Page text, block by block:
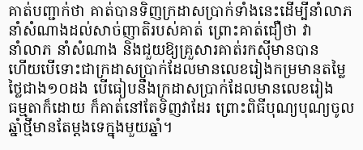
គាត់បញ្ជាក់ថា គាត់បានទិញក្រដាសប្រាក់ទាំងនេះដើម្បីនាំលាភ
នាំសំណាងដល់សាច់ញាតិរបស់គាត់ ព្រោះគាត់ជឿថា វា
នាំលាភ នាំសំណាង និងជួយឱ្យគ្រួសារគាត់រកស៊ីមានបាន
ហើយបើទោះជាក្រដាសប្រាក់ដែលមានលេខរៀងកម្រមានតម្លៃ
ថ្លៃជាង១០ដង បើធៀបនឹងក្រដាសប្រាក់ដែលមានលេខរៀង
ធម្មតាក៏ដោយ ក៏គាត់នៅតែទិញវាដែរ ព្រោះពិធីបុណ្យបុណ្យចូល
ឆ្នាំថ្មីមានតែម្ដងទេក្នុងមួយឆ្នាំ។